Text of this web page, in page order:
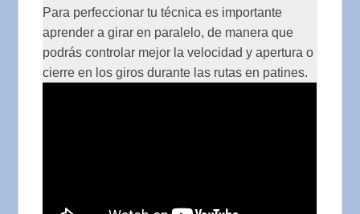
Para perfeccionar tu técnica es importante
aprender a girar en paralelo, de manera que
podrás controlar mejor la velocidad y apertura o
cierre en los giros durante las rutas en patines.